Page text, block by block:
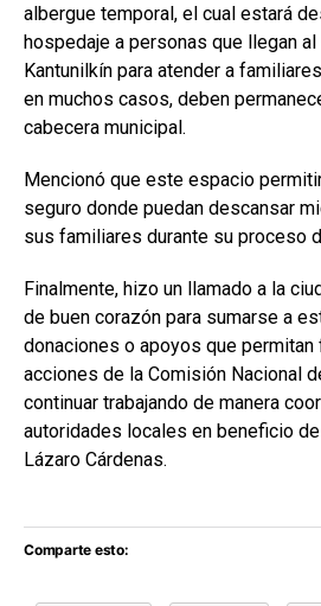
albergue temporal, el cual estará
hospedaje a personas que llegan
Kantunilkín para atender a
en muchos casos, deben
cabecera municipal.
Mencionó que este espacio
seguro donde puedan descansar
sus familiares durante su proceso
Finalmente, hizo un llamado a la
de buen corazón para sumarse a
donaciones o apoyos que
acciones de la Comisión Nacional
continuar trabajando de manera
autoridades locales en beneficio
Lázaro Cárdenas.
Comparte esto: